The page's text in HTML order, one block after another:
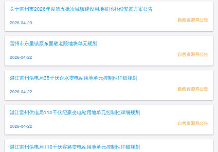
关于雷州市2026年度第五批次城镇建设用地征地补偿安置方案公告
2026-04-23 自然资源局公告
雷州市东里镇原东里敬老院地块单元规划
2026-04-22 自然资源局公告
湛江雷州供电局35千伏企水变电站用地单元控制性详细规划
2026-04-22 自然资源局公告
湛江雷州供电局110千伏纪豪变电站用地单元控制性详细规划
2026-04-22 自然资源局公告
湛江雷州供电局110千伏客路变电站用地单元控制性详细规划